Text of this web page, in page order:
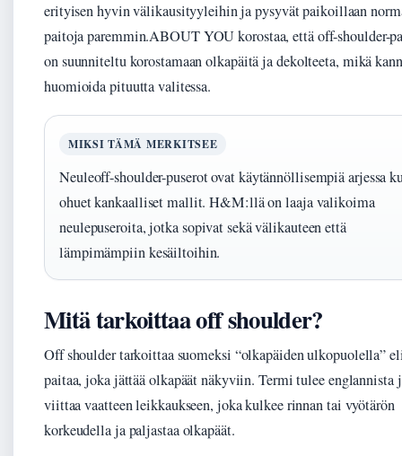
erityisen hyvin välikausityyleihin ja pysyvät paikoillaan
paitoja paremmin.ABOUT YOU korostaa, että off-shoulder-
on suunniteltu korostamaan olkapäitä ja dekolteeta, mikä
huomioida pituutta valitessa.
MIKSI TÄMÄ MERKITSEE
Neuleoff-shoulder-puserot ovat käytännöllisempiä arjessa
ohuet kankaalliset mallit. H&M:llä on laaja valikoima
neulepuseroita, jotka sopivat sekä välikauteen että
lämpimämpiin kesäiltoihin.
Mitä tarkoittaa off shoulder?
Off shoulder tarkoittaa suomeksi “olkapäiden ulkopuolella”
paitaa, joka jättää olkapäät näkyviin. Termi tulee englannista
viittaa vaatteen leikkaukseen, joka kulkee rinnan tai vyötärön
korkeudella ja paljastaa olkapäät.